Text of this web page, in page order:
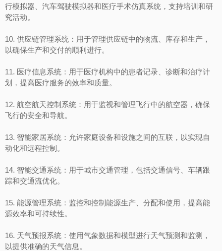
行模拟器、汽车驾驶模拟器和医疗手术仿真系统，支持培训和研
究活动。
10. 供应链管理系统：用于管理供应链中的物流、库存和生产，
以确保生产和交付的顺利进行。
11. 医疗信息系统：用于医疗机构中的患者记录、诊断和治疗计
划，提高医疗服务的效率和质量。
12. 航空航天控制系统：用于监视和管理飞行中的航空器，确保
飞行的安全和导航。
13. 智能家居系统：允许家庭设备和设施之间的互联，以实现自
动化和远程控制。
14. 智能交通系统：用于城市交通管理，包括交通信号、车辆跟
踪和交通流优化。
15. 能源管理系统：监控和控制能源生产、分配和使用，提高能
源效率和可持续性。
16. 天气预报系统：使用气象数据和模型进行天气预测和监测，
以提供准确的天气信息。